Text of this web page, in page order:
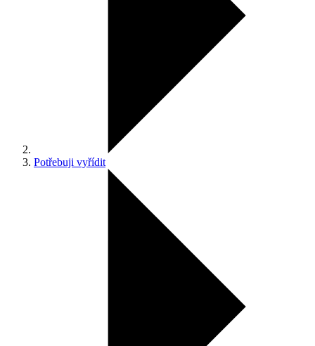
Potřebuji vyřídit